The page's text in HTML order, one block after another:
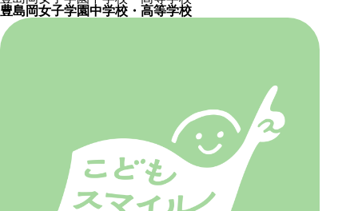
豊島岡女子学園中学校・高等学校